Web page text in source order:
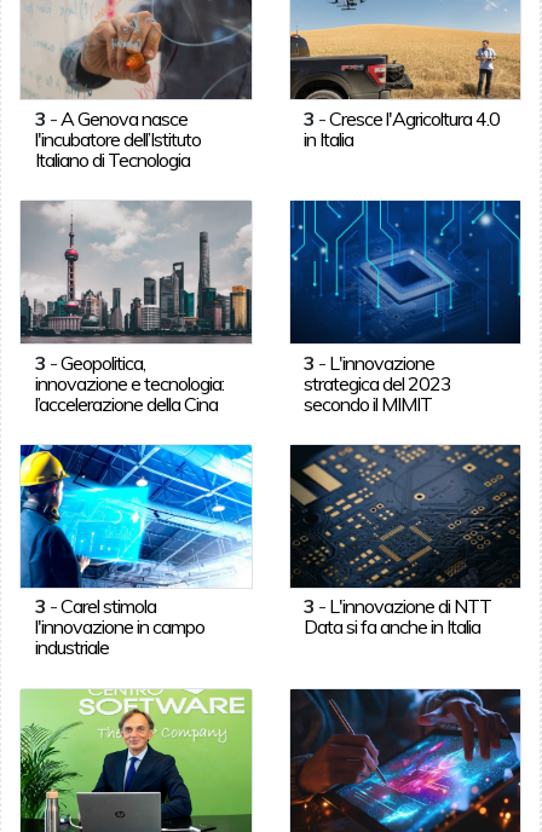
3 - A Genova nasce
l'incubatore dell’Istituto
Italiano di Tecnologia
3 -Cresce l'Agricoltura 4.0
in Italia
3 -Geopolitica,
innovazione e tecnologia:
l’accelerazione della Cina
3 - L'innovazione
strategica del 2023
secondo il MIMIT
3 -Carel stimola
l'innovazione in campo
industriale
3 - L'innovazione di NTT
Data si fa anche in Italia